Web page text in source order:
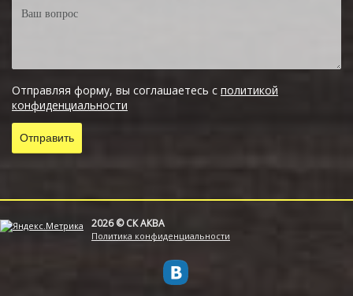
Отправляя форму, вы соглашаетесь с политикой
конфиденциальности
2026 © СК АКВА
Политика конфиденциальности